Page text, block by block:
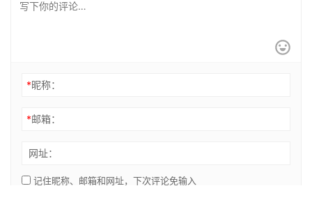
*昵称：
*邮箱：
网址：
记住昵称、邮箱和网址，下次评论免输入